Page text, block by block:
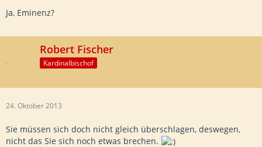
Ja, Eminenz?
Robert Fischer
Kardinalbischof
24. Oktober 2013
Sie müssen sich doch nicht gleich überschlagen, deswegen,
nicht das Sie sich noch etwas brechen.